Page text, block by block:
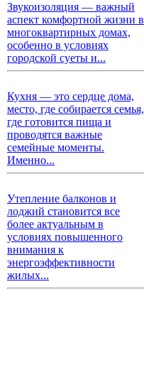
Звукоизоляция — важный
аспект комфортной жизни в
многоквартирных домах,
особенно в условиях
городской суеты и...
Кухня — это сердце дома,
место, где собирается семья,
где готовится пища и
проводятся важные
семейные моменты.
Именно...
Утепление балконов и
лоджий становится все
более актуальным в
условиях повышенного
внимания к
энергоэффективности
жилых...